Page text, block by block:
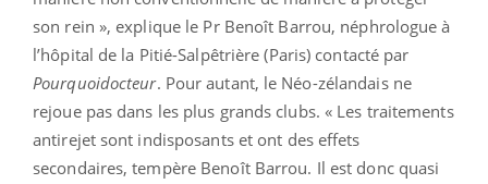
son rein », explique le Pr Benoît Barrou, néphrologue à
l’hôpital de la Pitié-Salpêtrière (Paris) contacté par
Pourquoidocteur. Pour autant, le Néo-zélandais ne
rejoue pas dans les plus grands clubs. « Les traitements
antirejet sont indisposants et ont des effets
secondaires, tempère Benoît Barrou. Il est donc quasi